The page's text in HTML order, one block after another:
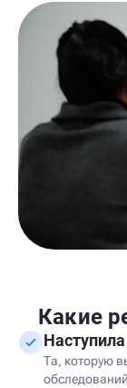
Какие
Та, которую